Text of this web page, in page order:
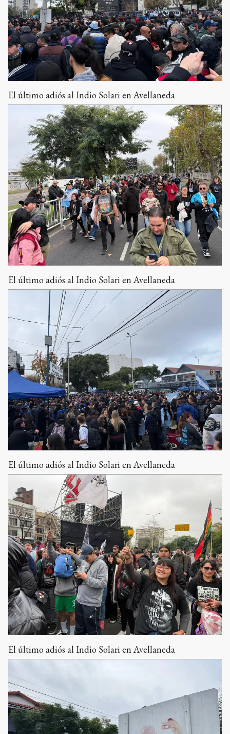
El último adiós al Indio Solari en Avellaneda
El último adiós al Indio Solari en Avellaneda
El último adiós al Indio Solari en Avellaneda
El último adiós al Indio Solari en Avellaneda